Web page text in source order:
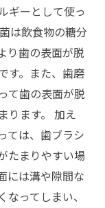
ギーとして使っ
は飲食物の糖分
り歯の表面が脱
す。また、歯磨
て歯の表面が脱
ります。 加え
ては、歯ブラシ
たまりやすい場
には溝や隙間な
ってしまい、